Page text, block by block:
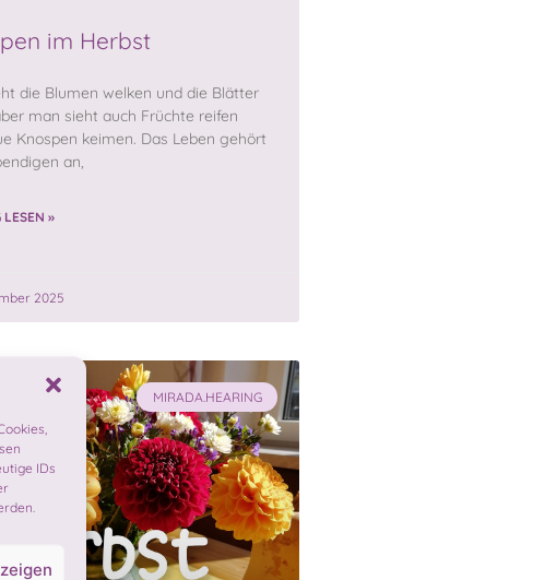
IDs
im Herbst
die Blumen welken und die Blätter
man sieht auch Früchte reifen
Knospen keimen. Das Leben gehört
an,
LESEN »
2025
MIRADA.HEARING